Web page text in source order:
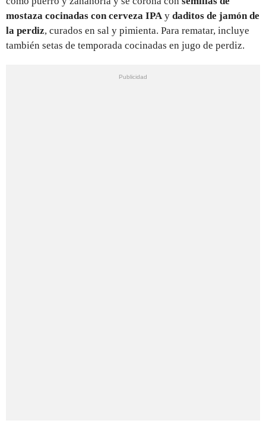
mostaza cocinadas con cerveza IPA y daditos de jamón de
la perdiz, curados en sal y pimienta. Para rematar, incluye
también setas de temporada cocinadas en jugo de perdiz.